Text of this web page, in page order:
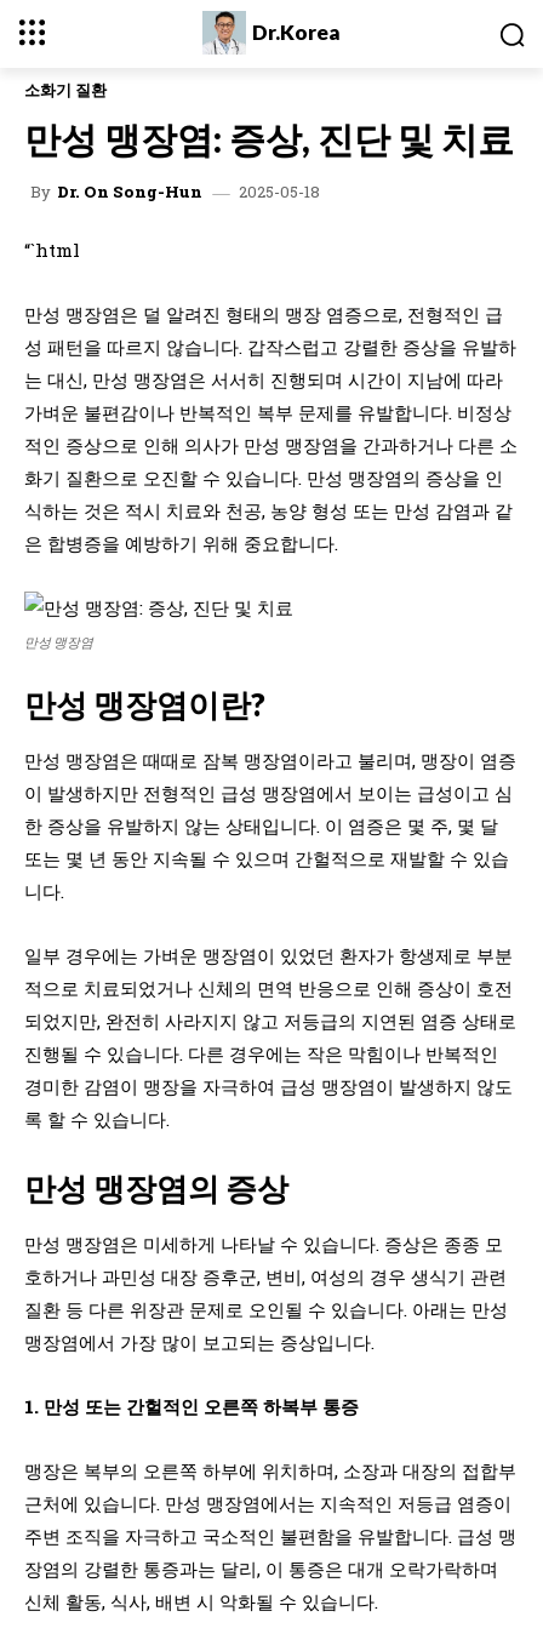
Dr.Korea
소화기 질환
만성 맹장염: 증상, 진단 및 치료
By Dr. On Song-Hun 2025-05-18
“`html
만성 맹장염은 덜 알려진 형태의 맹장 염증으로, 전형적인 급
성 패턴을 따르지 않습니다. 갑작스럽고 강렬한 증상을 유발하
는 대신, 만성 맹장염은 서서히 진행되며 시간이 지남에 따라
가벼운 불편감이나 반복적인 복부 문제를 유발합니다. 비정상
적인 증상으로 인해 의사가 만성 맹장염을 간과하거나 다른 소
화기 질환으로 오진할 수 있습니다. 만성 맹장염의 증상을 인
식하는 것은 적시 치료와 천공, 농양 형성 또는 만성 감염과 같
은 합병증을 예방하기 위해 중요합니다.
만성 맹장염
만성 맹장염이란?
만성 맹장염은 때때로 잠복 맹장염이라고 불리며, 맹장이 염증
이 발생하지만 전형적인 급성 맹장염에서 보이는 급성이고 심
한 증상을 유발하지 않는 상태입니다. 이 염증은 몇 주, 몇 달
또는 몇 년 동안 지속될 수 있으며 간헐적으로 재발할 수 있습
니다.
일부 경우에는 가벼운 맹장염이 있었던 환자가 항생제로 부분
적으로 치료되었거나 신체의 면역 반응으로 인해 증상이 호전
되었지만, 완전히 사라지지 않고 저등급의 지연된 염증 상태로
진행될 수 있습니다. 다른 경우에는 작은 막힘이나 반복적인
경미한 감염이 맹장을 자극하여 급성 맹장염이 발생하지 않도
록 할 수 있습니다.
만성 맹장염의 증상
만성 맹장염은 미세하게 나타날 수 있습니다. 증상은 종종 모
호하거나 과민성 대장 증후군, 변비, 여성의 경우 생식기 관련
질환 등 다른 위장관 문제로 오인될 수 있습니다. 아래는 만성
맹장염에서 가장 많이 보고되는 증상입니다.
1. 만성 또는 간헐적인 오른쪽 하복부 통증
맹장은 복부의 오른쪽 하부에 위치하며, 소장과 대장의 접합부
근처에 있습니다. 만성 맹장염에서는 지속적인 저등급 염증이
주변 조직을 자극하고 국소적인 불편함을 유발합니다. 급성 맹
장염의 강렬한 통증과는 달리, 이 통증은 대개 오락가락하며
신체 활동, 식사, 배변 시 악화될 수 있습니다.